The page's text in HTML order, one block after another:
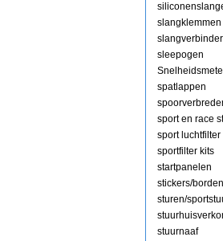
slangklemmen
sleepogen
spatlappen
sport en race
sport luchtfilter
sportfilter kits
startpanelen
stickers/borden
sturen/
stuurnaaf